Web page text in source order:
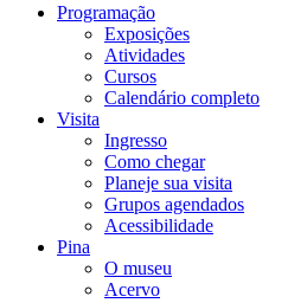
Programação
Exposições
Atividades
Cursos
Calendário completo
Visita
Ingresso
Como chegar
Planeje sua visita
Grupos agendados
Acessibilidade
Pina
O museu
Acervo